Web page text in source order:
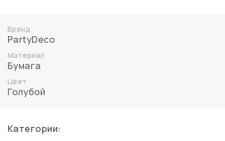
Бренд
PartyDeco
Материал
Бумага
Цвет
Голубой
Категории: